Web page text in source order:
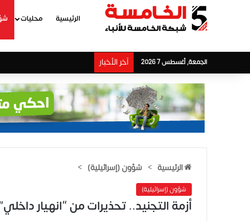
الرئيسية محليات
الجمعة, أغسطس 7 2026 آخر الأخبار
الرئيسية > شؤون (إسرائيلية) >
شؤون (إسرائيلية)
أزمة التجنيد.. تحذيرات من “انهيار